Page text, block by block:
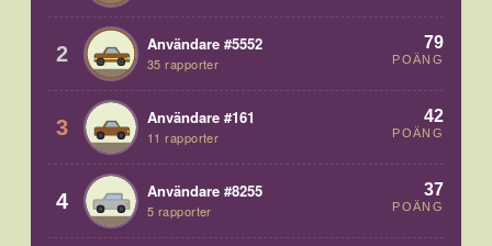
2 Användare #5552
35 rapporter
79
POÄNG
3 Användare #161
11 rapporter
42
POÄNG
4 Användare #8255
5 rapporter
37
POÄNG